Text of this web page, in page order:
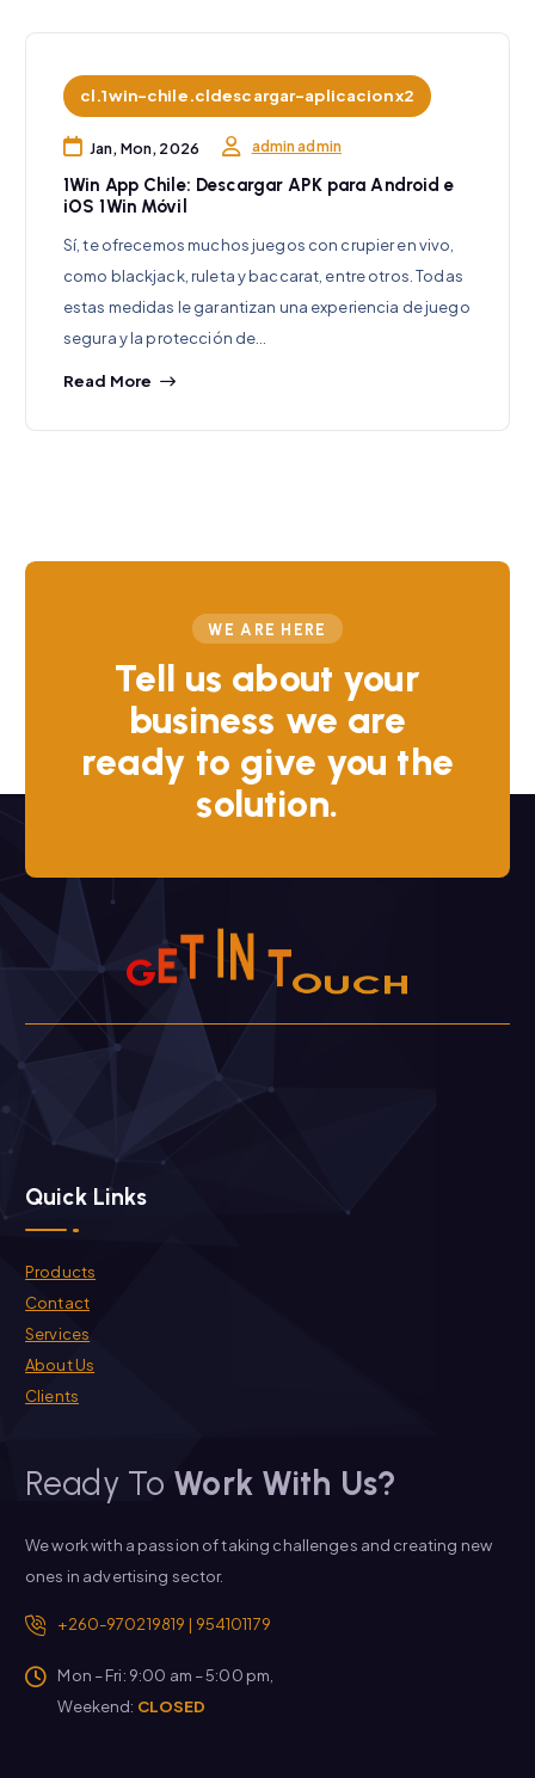
cl.1win-chile.cldescargar-aplicacion x2
Jan, Mon, 2026 admin admin
1Win App Chile: Descargar APK para Android e
iOS 1Win Móvil
Sí, te ofrecemos muchos juegos con crupier en vivo,
como blackjack, ruleta y baccarat, entre otros. Todas
estas medidas le garantizan una experiencia de juego
segura y la protección de…
Read More
WE ARE HERE
Tell us about your
business we are
ready to give you the
solution.
GET IN TOUCH
Quick Links
Products
Contact
Services
About Us
Clients
Ready To Work With Us?
We work with a passion of taking challenges and creating new
ones in advertising sector.
+260-970219819 | 954101179
Mon – Fri: 9:00 am – 5:00 pm,
Weekend: CLOSED